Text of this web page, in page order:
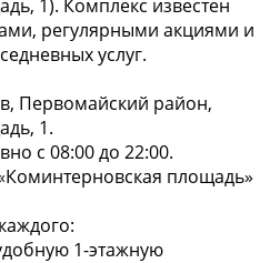
1). Комплекс известен
регулярными акциями и
услуг.
Первомайский район,
1.
с 08:00 до 22:00.
площадь»
1-этажную